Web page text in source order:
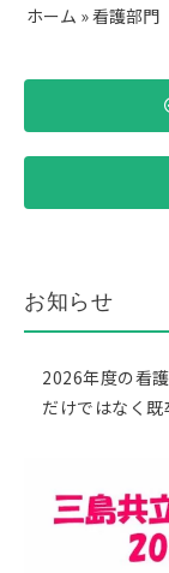
ホーム »看護部門
お知らせ
2026年度の看
だけではなく既